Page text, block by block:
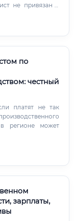
не привязан к
по
честный
платят не так
регионе может
зарплаты,